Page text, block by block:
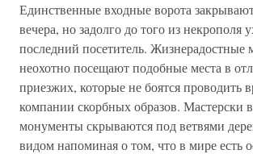
Единственные входные ворота
вечера, но задолго до того из некрополя
последний посетитель. Жизнерадостные
неохотно посещают подобные места в
приезжих, которые не боятся проводить
компании скорбных образов. Мастерски
монументы скрываются под ветвями
видом напоминая о том, что в мире есть